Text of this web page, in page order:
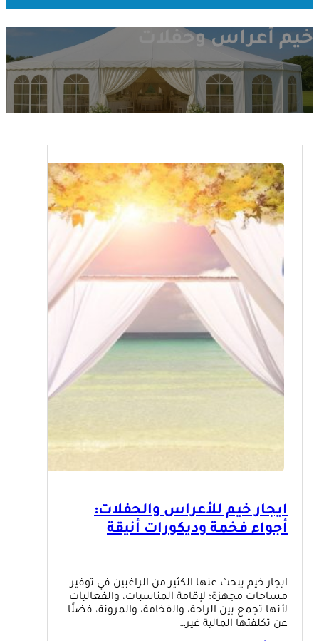
خيم أعراس وحفلات
ايجار خيم للأعراس والحفلات:
أجواء فخمة وديكورات أنيقة
ايجار خيم يبحث عنها الكثير من الراغبين في توفير
مساحات مجهزة؛ لإقامة المناسبات، والفعاليات
لأنها تجمع بين الراحة، والفخامة، والمرونة، فضلًا
عن تكلفتها المالية غير…